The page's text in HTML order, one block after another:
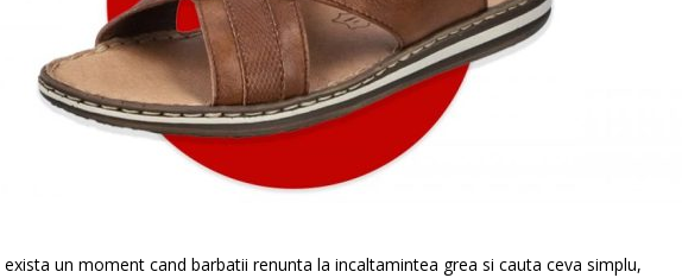
exista un moment cand barbatii renunta la incaltamintea grea si cauta ceva simplu,